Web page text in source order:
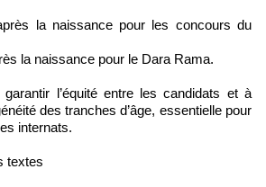
la naissance pour les concours du
la naissance pour le Dara Rama.
l’équité entre les candidats et à
des tranches d’âge, essentielle pour
internats.
textes